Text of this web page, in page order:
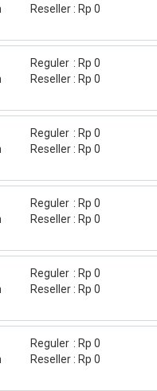
Reseller
Rp 0
Reguler
Rp 0
Reseller
Rp 0
Reguler
Rp 0
Reseller
Rp 0
Reguler
Rp 0
Reseller
Rp 0
Reguler
Rp 0
Reseller
Rp 0
Reguler
Rp 0
Reseller
Rp 0